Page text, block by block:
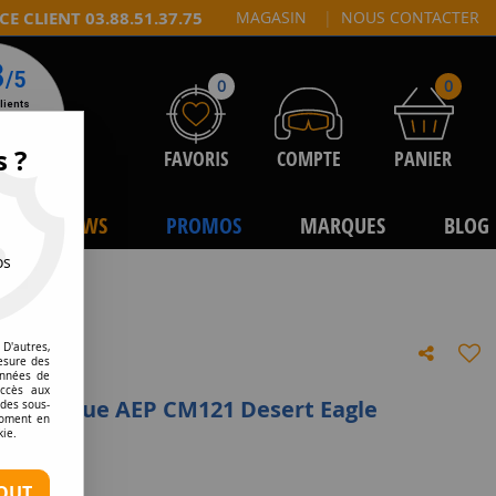
CLIENT 03.88.51.37.75 MAGASIN | NOUS CONTACTER
0
FAVORIS COMPTE
0
PANIER
NEWS PROMOS MARQUES BLOG
réplique AEP CM121 Desert Eagle
avis
?
des
de
aux
sous-
en